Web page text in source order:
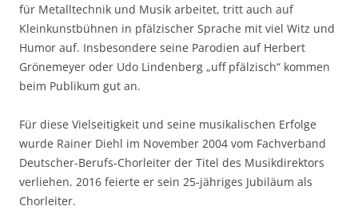
für Metalltechnik und Musik arbeitet, tritt auch auf
Kleinkunstbühnen in pfälzischer Sprache mit viel Witz und
Humor auf. Insbesondere seine Parodien auf Herbert
Grönemeyer oder Udo Lindenberg „uff pfälzisch“ kommen
beim Publikum gut an.
Für diese Vielseitigkeit und seine musikalischen Erfolge
wurde Rainer Diehl im November 2004 vom Fachverband
Deutscher-Berufs-Chorleiter der Titel des Musikdirektors
verliehen. 2016 feierte er sein 25-jähriges Jubiläum als
Chorleiter.